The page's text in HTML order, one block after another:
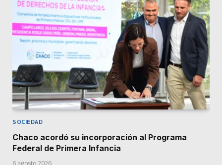
SOCIEDAD
Chaco acordó su incorporación al Programa
Federal de Primera Infancia
6 agosto 2026